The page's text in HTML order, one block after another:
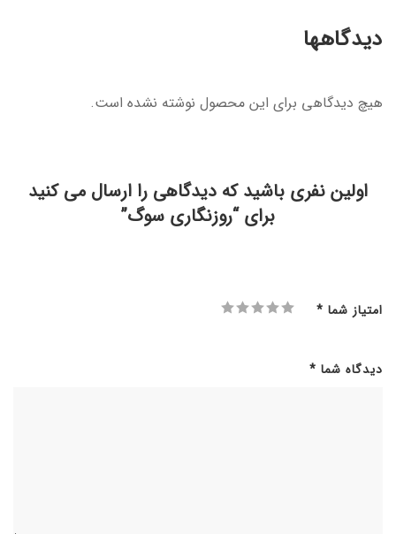
دیدگاهها
هیچ دیدگاهی برای این محصول نوشته نشده است.
اولین نفری باشید که دیدگاهی را ارسال می کنید
برای “روزنگاری سوگ”
امتیاز شما *
دیدگاه شما *